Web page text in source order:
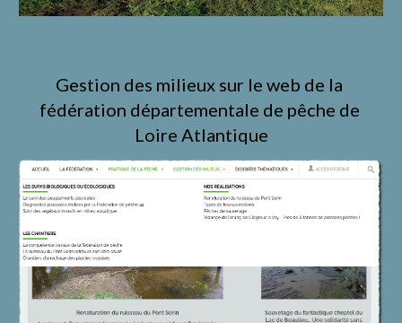
Gestion des milieux sur le web de la
fédération départementale de pêche de
Loire Atlantique